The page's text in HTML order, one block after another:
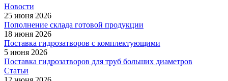
Новости
25 июня 2026
Пополнение склада готовой продукции
18 июня 2026
Поставка гидрозатворов с комплектующими
5 июня 2026
Поставка гидрозатворов для труб больших диаметров
Статьи